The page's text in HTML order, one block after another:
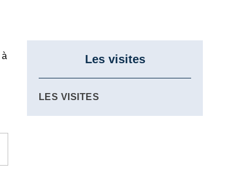
Les visites
LES VISITES